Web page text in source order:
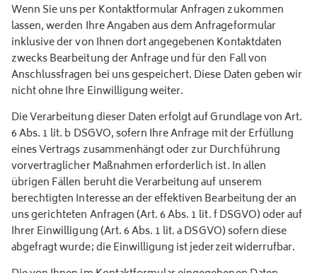
Wenn Sie uns per Kontaktformular Anfragen zukommen
lassen, werden Ihre Angaben aus dem Anfrageformular
inklusive der von Ihnen dort angegebenen Kontaktdaten
zwecks Bearbeitung der Anfrage und für den Fall von
Anschlussfragen bei uns gespeichert. Diese Daten geben wir
nicht ohne Ihre Einwilligung weiter.
Die Verarbeitung dieser Daten erfolgt auf Grundlage von Art.
6 Abs. 1 lit. b DSGVO, sofern Ihre Anfrage mit der Erfüllung
eines Vertrags zusammenhängt oder zur Durchführung
vorvertraglicher Maßnahmen erforderlich ist. In allen
übrigen Fällen beruht die Verarbeitung auf unserem
berechtigten Interesse an der effektiven Bearbeitung der an
uns gerichteten Anfragen (Art. 6 Abs. 1 lit. f DSGVO) oder auf
Ihrer Einwilligung (Art. 6 Abs. 1 lit. a DSGVO) sofern diese
abgefragt wurde; die Einwilligung ist jederzeit widerrufbar.